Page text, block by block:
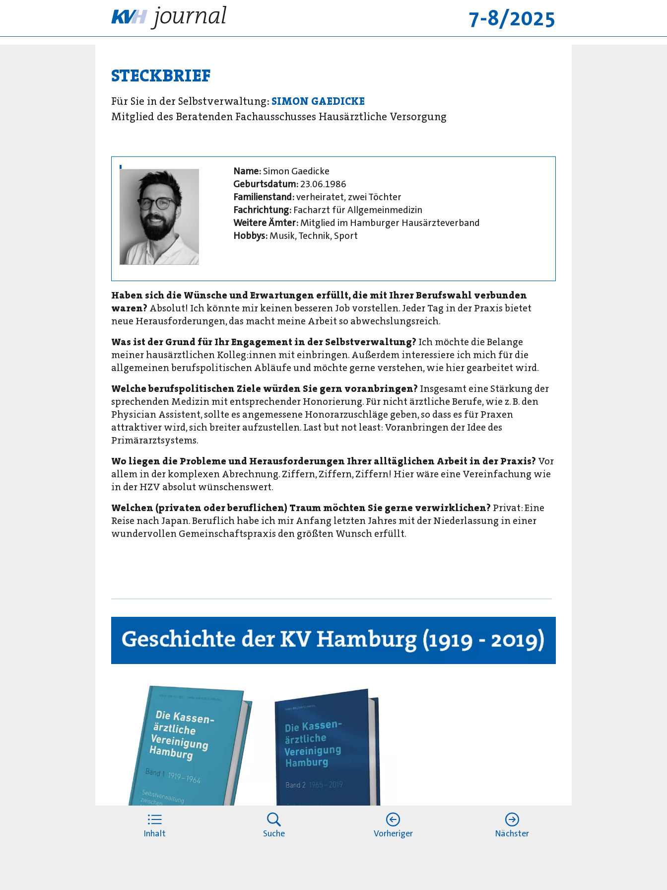
7-8/2025
Inhalt Suche Vorheriger Nächster
STECKBRIEF
Für Sie in der Selbstverwaltung: SIMON GAEDICKE
Mitglied des Beratenden Fachausschusses Hausärztliche Versorgung
Name: Simon Gaedicke
Geburtsdatum: 23.06.1986
Familienstand:verheiratet, zwei Töchter
Fachrichtung: Facharzt für Allgemeinmedizin
Weitere Ämter: Mitglied im Hamburger Hausärzteverband
Hobbys: Musik, Technik, Sport
Haben sich die Wünsche und Erwartungen erfüllt, die mit Ihrer Berufswahl verbunden
waren? Absolut! Ich könnte mir keinen besseren Job vorstellen. Jeder Tag in der Praxis bietet
neue Herausforderungen, das macht meine Arbeit so abwechslungsreich.
Was ist der Grund für Ihr Engagement in der Selbstverwaltung? Ich möchte die Belange
meiner hausärztlichen Kolleg:innen mit einbringen. Außerdem interessiere ich mich für die
allgemeinen berufspolitischen Abläufe und möchte gerne verstehen, wie hier gearbeitet wird.
Welche berufspolitischen Ziele würden Sie gern voranbringen? Insgesamt eine Stärkung der
sprechenden Medizin mit entsprechender Honorierung. Für nicht ärztliche Berufe, wie z. B. den
Physician Assistent, sollte es angemessene Honorarzuschläge geben, so dass es für Praxen
attraktiver wird, sich breiter aufzustellen. Last but not least: Voranbringen der Idee des
Primärarztsystems.
Wo liegen die Probleme und Herausforderungen Ihrer alltäglichen Arbeit in der Praxis? Vor
allem in der komplexen Abrechnung. Ziffern, Ziffern, Ziffern! Hier wäre eine Vereinfachung wie
in der HZV absolut wünschenswert.
Welchen (privaten oder beruflichen) Traum möchten Sie gerne verwirklichen? Privat: Eine
Reise nach Japan. Beruflich habe ich mir Anfang letzten Jahres mit der Niederlassung in einer
wundervollen Gemeinschaftspraxis den größten Wunsch erfüllt.